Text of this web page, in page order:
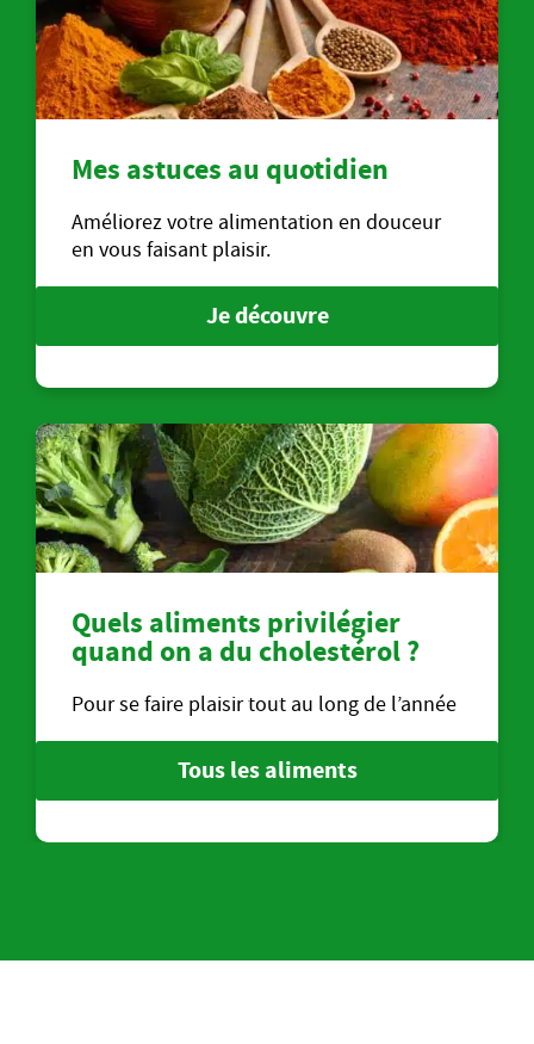
Mes astuces au quotidien
Améliorez votre alimentation en douceur
en vous faisant plaisir.
Je découvre
Quels aliments privilégier
quand on a du cholestérol ?
Pour se faire plaisir tout au long de l’année
Tous les aliments